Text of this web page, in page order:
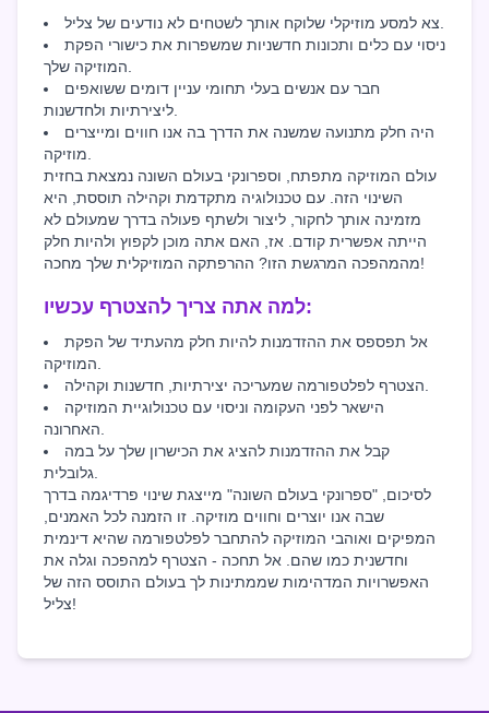
ניסוי עם כלים ותכונות חדשניות שמשפרות את כישורי הפקת
חבר עם אנשים בעלי תחומי עניין דומים ששואפים
היה חלק מתנועה שמשנה את הדרך בה אנו חווים ומייצרים
עולם המוזיקה מתפתח, וספרונקי בעולם השונה נמצאת בחזית
השינוי הזה. עם טכנולוגיה מתקדמת וקהילה תוססת, היא
מזמינה אותך לחקור, ליצור ולשתף פעולה בדרך שמעולם לא
הייתה אפשרית קודם. אז, האם אתה מוכן לקפוץ ולהיות חלק
מהמהפכה המרגשת הזו? ההרפתקה המוזיקלית שלך מחכה!
למה אתה צריך להצטרף עכשיו:
אל תפספס את ההזדמנות להיות חלק מהעתיד של הפקת
הישאר לפני העקומה וניסוי עם טכנולוגיית המוזיקה
קבל את ההזדמנות להציג את הכישרון שלך על במה
לסיכום, "ספרונקי בעולם השונה" מייצגת שינוי פרדיגמה בדרך
שבה אנו יוצרים וחווים מוזיקה. זו הזמנה לכל האמנים,
המפיקים ואוהבי המוזיקה להתחבר לפלטפורמה שהיא דינמית
וחדשנית כמו שהם. אל תחכה - הצטרף למהפכה וגלה את
האפשרויות המדהימות שממתינות לך בעולם התוסס הזה של
צליל!